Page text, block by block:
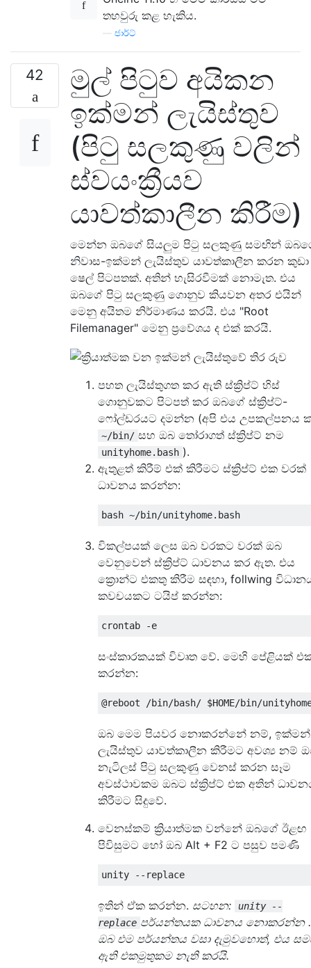
තහවුරු කළ හැකිය.
ජාර්ට්
42
මුල් පිටුව අයිකන
ඉක්මන් ලැයිස්තුව
(පිටු සලකුණු වලින්
ස්වයංක්‍රීයව
යාවත්කාලීන කිරීම)
මෙන්න ඔබගේ සියලුම පිටු සලකුණු සමඟින්
නිවාස-ඉක්මන් ලැයිස්තුව යාවත්කාලීන කරන කුඩා
ෂෙල් පිටපතක්. අතින් හැසිරවීමක් නොමැත. එය
ඔබගේ පිටු සලකුණු ගොනුව කියවන අතර එයින්
මෙනු අයිතම නිර්මාණය කරයි. එය "Root
Filemanager" මෙනු ප්‍රවේශය ද එක් කරයි.
පහත ලැයිස්තුගත කර ඇති ස්ක්‍රිප්ට් හිස්
ගොනුවකට පිටපත් කර ඔබගේ ස්ක්‍රිප්ට්-
ෆෝල්ඩරයට දමන්න (අපි එය උපකල්පනය
~/bin/ සහ ඔබ තෝරාගත් ස්ක්‍රිප්ට් නම
unityhome.bash ).
ඇතුළත් කිරීම් එක් කිරීමට ස්ක්‍රිප්ට් එක වරක්
ධාවනය කරන්න:
විකල්පයක් ලෙස ඔබ වරකට වරක් ඔබ
වෙනුවෙන් ස්ක්‍රිප්ට් ධාවනය කර ඇත. එය
ක්‍රොන්ට එකතු කිරීම සඳහා, follwing
කවචයකට ටයිප් කරන්න:
සංස්කාරකයක් විවෘත වේ. මෙහි පේළියක්
කරන්න:
ඔබ මෙම පියවර නොකරන්නේ නම්, ඉක්මන්
ලැයිස්තුව යාවත්කාලීන කිරීමට අවශ්‍ය නම්
නැටිලස් පිටු සලකුණු වෙනස් කරන සෑම
අවස්ථාවකම ඔබට ස්ක්‍රිප්ට් එක අතින්
කිරීමට සිදුවේ.
වෙනස්කම් ක්‍රියාත්මක වන්නේ ඔබගේ ඊළඟ
පිවිසුමට හෝ ඔබ Alt + F2 ට පසුව පමණි
ඉතින් ඒක කරන්න. සටහන:
unity --
replace පර්යන්තයක ධාවනය නොකරන්න .
ඔබ එම පර්යන්තය වසා දැමුවහොත්, එය
ඇති එකමුතුකම නැති කරයි.